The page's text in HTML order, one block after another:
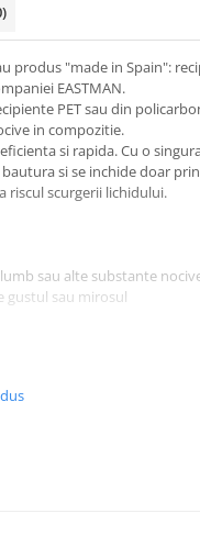
produs "made in Spain":
EASTMAN.
PET sau din
in compozitie.
si rapida. Cu o
si se inchide doar
riscul scurgerii lichidului.
sau alte substante
gustul sau mirosul
manevrabil printr-o
clapete